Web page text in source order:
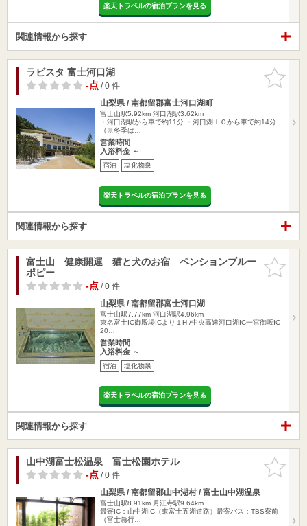
楽天トラベルの宿泊プランを見る
関連情報から探す
お気に入
りに追加
ラビスタ 富士河口湖
-点/ 0 件
山梨県 / 南都留郡富士河口湖町
富士山駅5.92km 河口湖駅3.62km
・河口湖駅から車で約11分 ・河口湖ＩＣから車で約14分
（※冬季は…
営業時間
入浴料金 ～
宿泊 塩化物泉
楽天トラベルの宿泊プランを見る
関連情報から探す
お気に入
りに追加
富士山 健康開運 猫と犬のお宿 ペンションブルー
ポピー
-点/ 0 件
山梨県 / 南都留郡富士河口湖
富士山駅7.77km 河口湖駅4.96km
東名富士IC御殿場ICより１H /中央高速河口湖IC一宮御坂IC
20…
営業時間
入浴料金 ～
宿泊 塩化物泉
楽天トラベルの宿泊プランを見る
関連情報から探す
お気に入
りに追加
山中湖富士松温泉 富士松園ホテル
-点/ 0 件
山梨県 / 南都留郡山中湖村 / 富士山中湖温泉
富士山駅8.91km 月江寺駅9.64km
最寄IC：山中湖IC（東富士五湖道路）最寄バス：TBS寮前
（富士急行…